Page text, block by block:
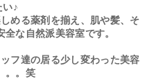
い♪
める薬剤を揃え、肌や髪、そ
な自然派美容室です。
フ達の居る少し変わった美容
。。笑